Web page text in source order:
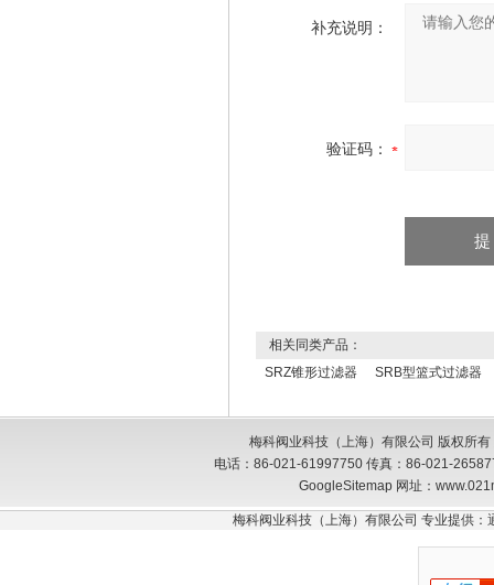
补充说明：
验证码：
相关同类产品：
SRZ锥形过滤器
SRB型篮式过滤器
梅科阀业科技（上海）有限公司 版权所
电话：86-021-61997750 传真：86-021-
GoogleSitemap网址：
梅科阀业科技（上海）有限公司 专业提供